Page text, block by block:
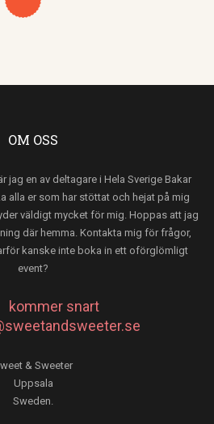
OM OSS
jag en av deltagare i Hela Sverige Bakar
alla er som har stöttat och hejat på mig
väldigt mycket för mig. Hoppas att jag
där hemma. Kontakta mig för frågor,
kanske inte boka in ett oförglömligt
event?
kommer snart
& Sweeter
Uppsala
Sweden.